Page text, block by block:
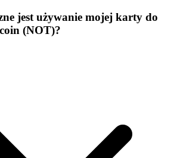
jest używanie mojej karty do
(NOT)?